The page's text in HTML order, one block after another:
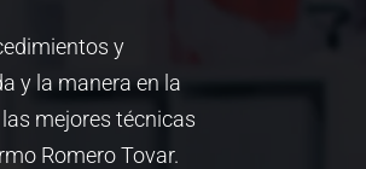
y
y la manera en la
mejores técnicas
Romero Tovar.